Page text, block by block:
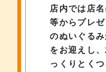
店内では店
等からプレ
のぬいぐる
をお迎えし、
っくりとく